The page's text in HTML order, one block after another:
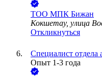
ТОО МПК Бижан
Кокшетау, улица
Откликнуться
Cпециалист отдела
Опыт 1-3 года